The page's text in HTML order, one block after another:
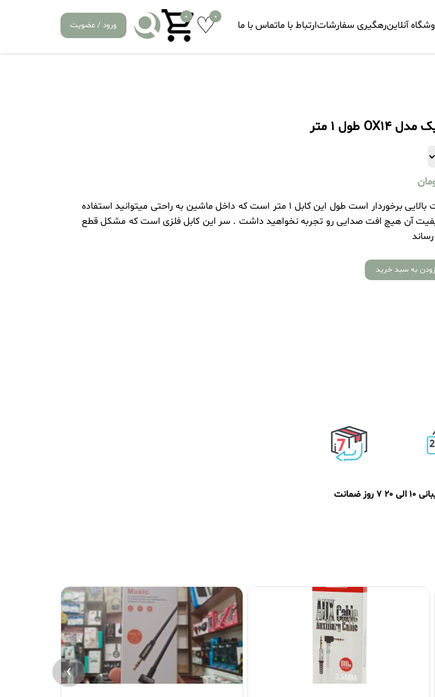
آنلاینرهگیری سفارشاتارتباط با ماتماس با ما
0
0
ورود / عضویت
کابل فنری OX14 از کیفیت بالایی برخوردار است طول این کابل 1 متر است که داخل ماشین به راحتی میتوانید استفاده
آن هیچ افت صدایی رو تجربه نخواهید داشت . سر این کابل فلزی است که مشکل قطع
به سبد خرید
20 7 روز ضمانت
›